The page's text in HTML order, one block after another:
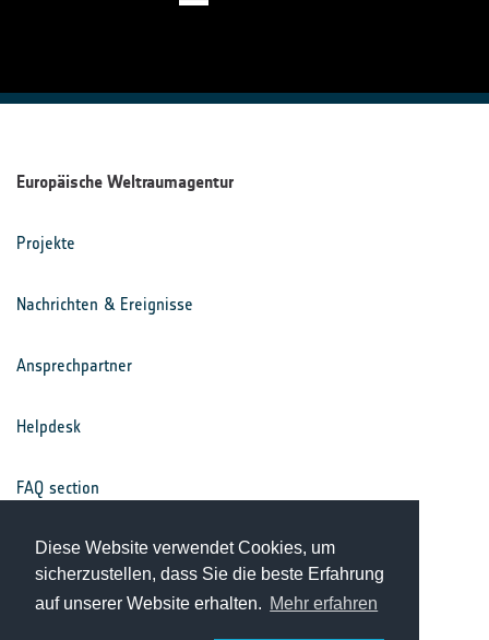
Diese Website verwendet Cookies, um
sicherzustellen, dass Sie die beste Erfahrung
auf unserer Website erhalten. Mehr erfahren
Europäische Weltraumagentur
Projekte
Nachrichten & Ereignisse
Ansprechpartner
Helpdesk
FAQ section
Nutzungsbedingungen
Datenschutz